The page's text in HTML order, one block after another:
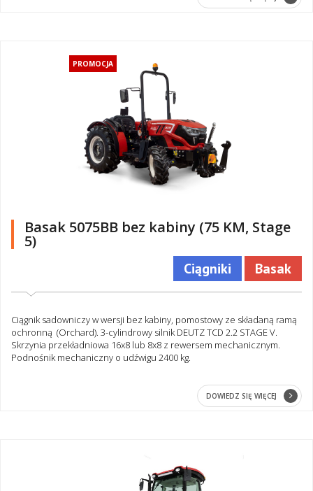
PROMOCJA
Basak 5075BB bez kabiny (75 KM, Stage
5)
Ciągniki Basak
Ciągnik sadowniczy w wersji bez kabiny, pomostowy ze składaną ramą
ochronną (Orchard). 3-cylindrowy silnik DEUTZ TCD 2.2 STAGE V.
Skrzynia przekładniowa 16x8 lub 8x8 z rewersem mechanicznym.
Podnośnik mechaniczny o udźwigu 2400 kg.
DOWIEDZ SIĘ WIĘCEJ